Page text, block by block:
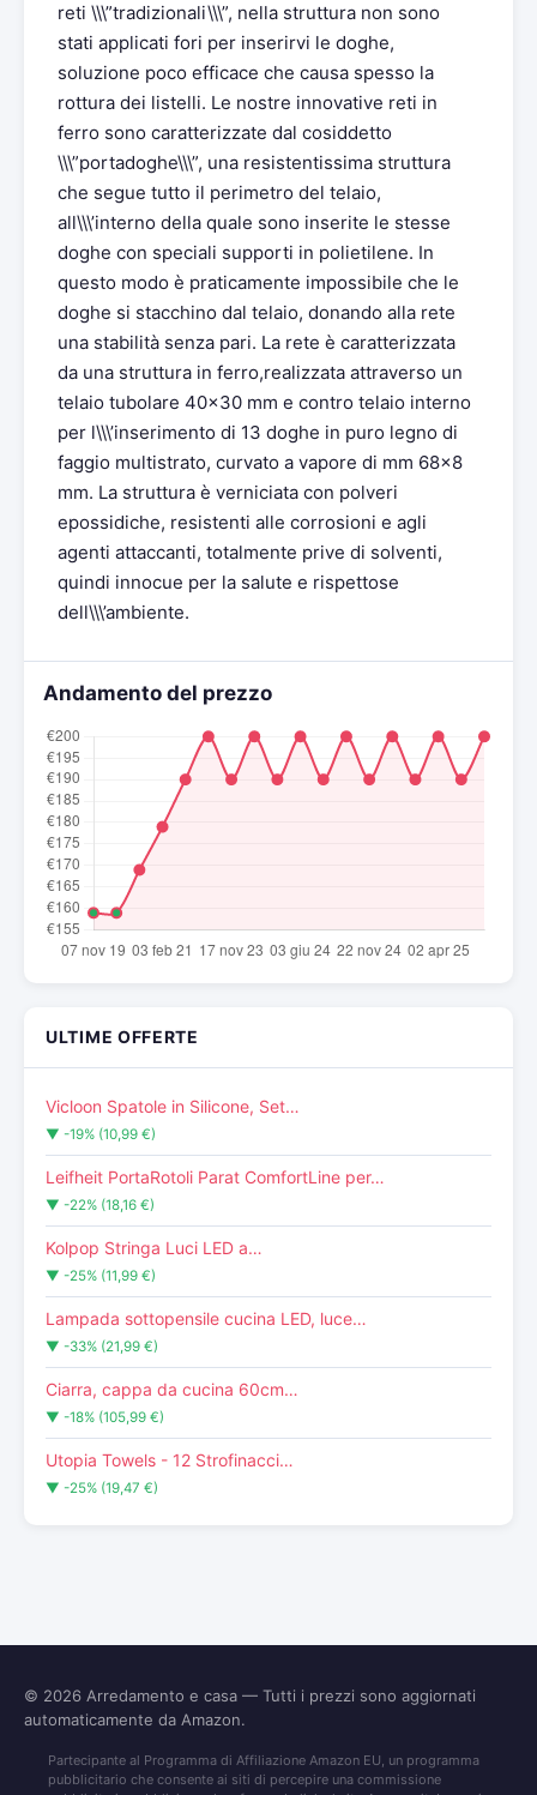
reti \\\”tradizionali\\\”, nella struttura non sono
stati applicati fori per inserirvi le doghe,
soluzione poco efficace che causa spesso la
rottura dei listelli. Le nostre innovative reti in
ferro sono caratterizzate dal cosiddetto
\\\”portadoghe\\\”, una resistentissima struttura
che segue tutto il perimetro del telaio,
all\\\’interno della quale sono inserite le stesse
doghe con speciali supporti in polietilene. In
questo modo è praticamente impossibile che le
doghe si stacchino dal telaio, donando alla rete
una stabilità senza pari. La rete è caratterizzata
da una struttura in ferro,realizzata attraverso un
telaio tubolare 40×30 mm e contro telaio interno
per l\\\’inserimento di 13 doghe in puro legno di
faggio multistrato, curvato a vapore di mm 68×8
mm. La struttura è verniciata con polveri
epossidiche, resistenti alle corrosioni e agli
agenti attaccanti, totalmente prive di solventi,
quindi innocue per la salute e rispettose
dell\\\’ambiente.
Andamento del prezzo
ULTIME OFFERTE
Vicloon Spatole in Silicone, Set…
▼ -19% (10,99 €)
Leifheit PortaRotoli Parat ComfortLine per…
▼ -22% (18,16 €)
Kolpop Stringa Luci LED a…
▼ -25% (11,99 €)
Lampada sottopensile cucina LED, luce…
▼ -33% (21,99 €)
Ciarra, cappa da cucina 60cm…
▼ -18% (105,99 €)
Utopia Towels - 12 Strofinacci…
▼ -25% (19,47 €)
© 2026 Arredamento e casa — Tutti i prezzi sono aggiornati
automaticamente da Amazon.
Partecipante al Programma di Affiliazione Amazon EU, un programma
pubblicitario che consente ai siti di percepire una commissione